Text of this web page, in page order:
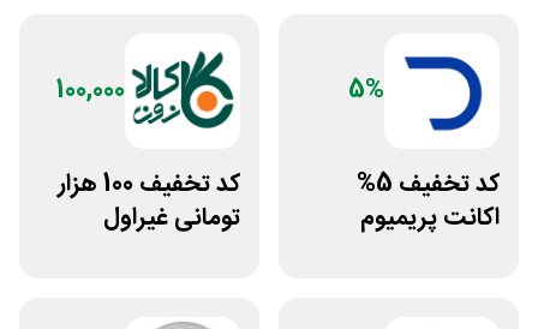
5%
کد تخفیف 5%
اکانت پریمیوم
100,000
کد تخفیف 100 هزار
تومانی غیراول